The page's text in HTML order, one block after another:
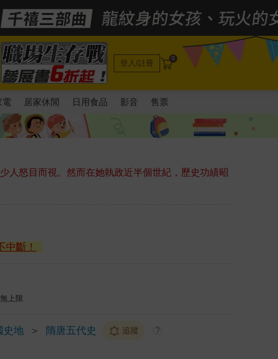
登入/註冊 0
電 居家休閒 日用食品 影音 售票
人怒目而視。然而在她執政近半個世紀，歷史功績昭
斷！
上限
史地 ＞ 隋唐五代史 追蹤 ?